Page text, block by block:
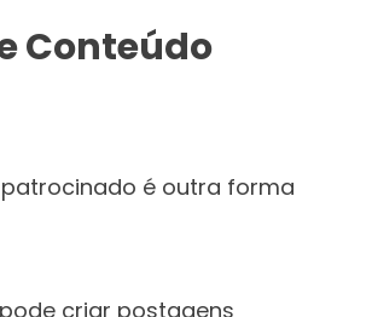
Conteúdo
é outra forma
criar postagens